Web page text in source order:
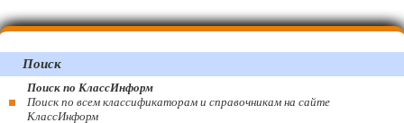
Поиск
Поиск по КлассИнформ
Поиск по всем классификаторам и справочникам на сайте
КлассИнформ